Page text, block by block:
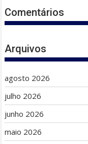
Comentários
Arquivos
agosto 2026
julho 2026
junho 2026
maio 2026